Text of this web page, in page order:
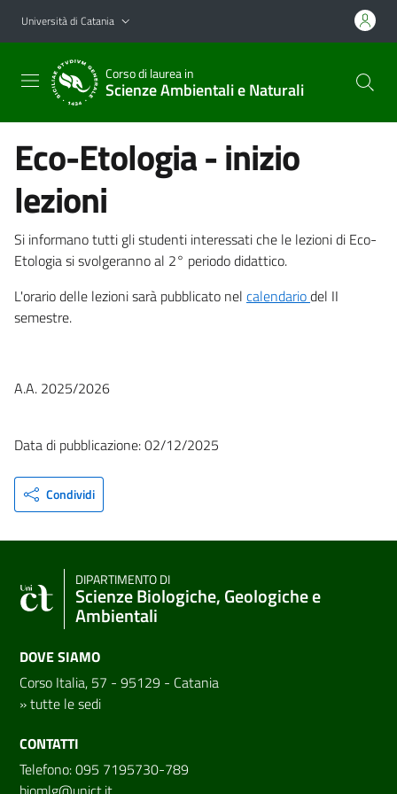
Vai al contenuto principale
Vai al menu di navigazione
Università di Catania
Corso di laurea in
Scienze Ambientali e Naturali
Eco-Etologia - inizio
lezioni
Si informano tutti gli studenti interessati che le lezioni di Eco-
Etologia si svolgeranno al 2° periodo didattico.
L'orario delle lezioni sarà pubblicato nel calendariodel II
semestre.
A.A. 2025/2026
Data di pubblicazione: 02/12/2025
Condividi
DIPARTIMENTO DI
Scienze Biologiche, Geologiche e
Ambientali
DOVE SIAMO
Corso Italia, 57 - 95129 - Catania
»tutte le sedi
CONTATTI
Telefono: 095 7195730-789